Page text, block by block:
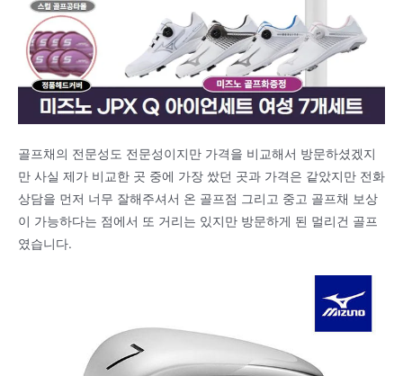
골프채의 전문성도 전문성이지만 가격을 비교해서 방문하셨겠지
만 사실 제가 비교한 곳 중에 가장 쌌던 곳과 가격은 같았지만 전화
상담을 먼저 너무 잘해주셔서 온 골프점 그리고 중고 골프채 보상
이 가능하다는 점에서 또 거리는 있지만 방문하게 된 멀리건 골프
였습니다.